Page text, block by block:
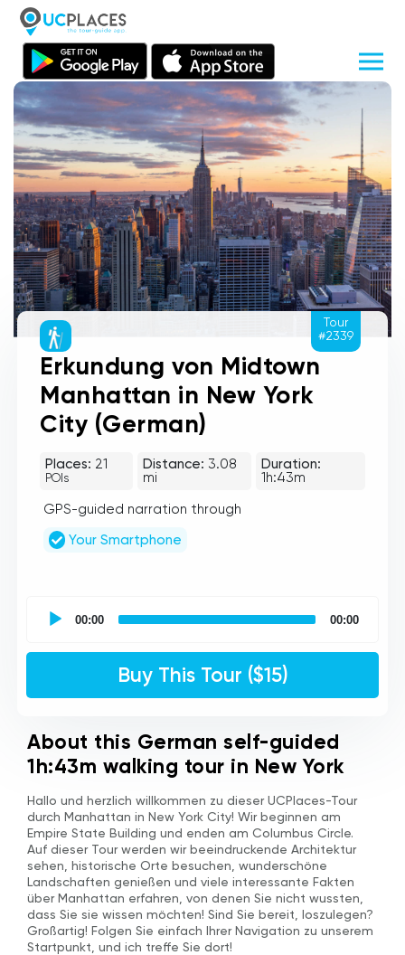
Erkundung von Midtown
Manhattan in New York
City (German)
Places: 21
POIs
Distance: 3.08
mi
Duration:
1h:43m
GPS-guided narration through
Your Smartphone
self
00:00 00:00
Buy This Tour ($15)
Tour
#2339
About this German self-guided
1h:43m walking tour in New York
Hallo und herzlich willkommen zu dieser UCPlaces-Tour
durch Manhattan in New York City! Wir beginnen am
Empire State Building und enden am Columbus Circle.
Auf dieser Tour werden wir beeindruckende Architektur
sehen, historische Orte besuchen, wunderschöne
Landschaften genießen und viele interessante Fakten
über Manhattan erfahren, von denen Sie nicht wussten,
dass Sie sie wissen möchten! Sind Sie bereit, loszulegen?
Großartig! Folgen Sie einfach Ihrer Navigation zu unserem
Startpunkt, und ich treffe Sie dort!